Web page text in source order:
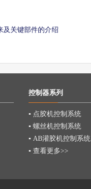
及关键部件的介绍
控制器系列
▪ 点胶机控制系统
▪ 螺丝机控制系统
▪ AB灌胶机控制系统
▪ 查看更多>>